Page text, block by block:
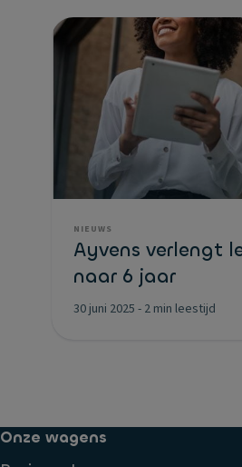
NIEUWS
Ayvens verlengt
naar 6 jaar
30 juni 2025 - 2 min leestijd
Onze wagens